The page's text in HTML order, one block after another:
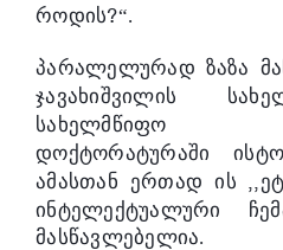
როდის?“.
პარალელურად ზაზა
ჯავახიშვილის
სახელმწიფო
დოქტორატურაში
ამასთან ერთად ის
ინტელექტუალური
მასწავლებელია.